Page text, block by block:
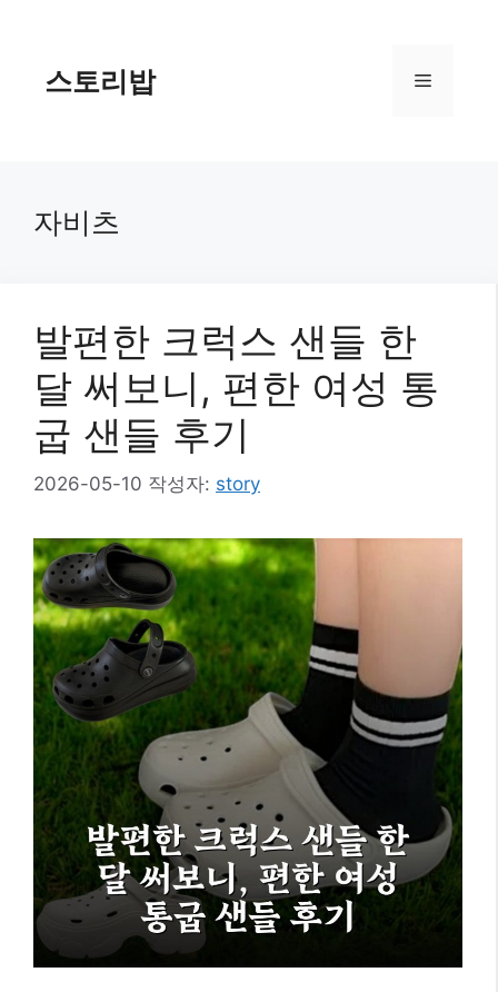
스토리밥 메
자비츠
발편한 크럭스 샌들 한
달 써보니, 편한 여성 통
굽 샌들 후기
2026-05-10 작성자: story